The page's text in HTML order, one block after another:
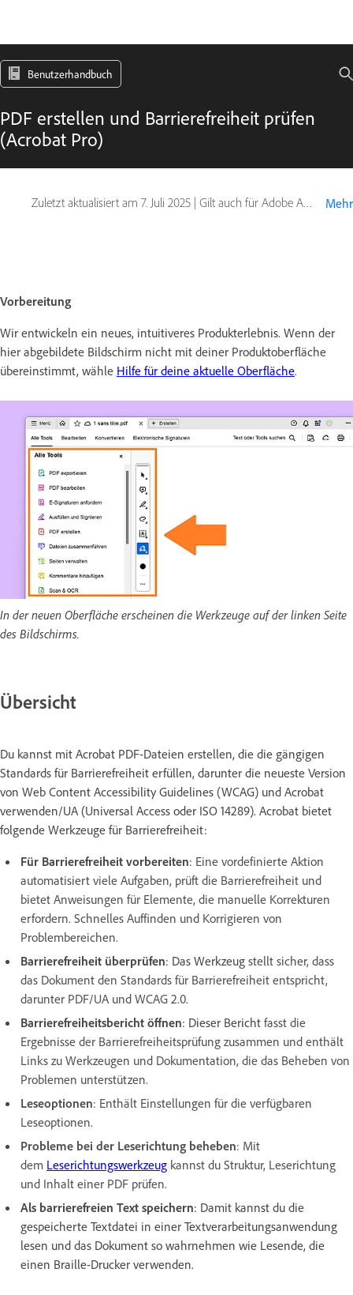
Benutzerhandbuch
PDF erstellen und Barrierefreiheit prüfen
(Acrobat Pro)
Zuletzt aktualisiert am 7. Juli 2025 | Gilt auch für Adobe Acrobat 2017, Adobe Acrobat 2020 Mehr
Vorbereitung
Wir entwickeln ein neues, intuitiveres Produkterlebnis. Wenn der
hier abgebildete Bildschirm nicht mit deiner Produktoberfläche
übereinstimmt, wähle Hilfe für deine aktuelle Oberfläche.
In der neuen Oberfläche erscheinen die Werkzeuge auf der linken Seite
des Bildschirms.
Übersicht
Du kannst mit Acrobat PDF-Dateien erstellen, die die gängigen
Standards für Barrierefreiheit erfüllen, darunter die neueste Version
von Web Content Accessibility Guidelines (WCAG) und Acrobat
verwenden/UA (Universal Access oder ISO 14289). Acrobat bietet
folgende Werkzeuge für Barrierefreiheit:
Für Barrierefreiheit vorbereiten: Eine vordefinierte Aktion
automatisiert viele Aufgaben, prüft die Barrierefreiheit und
bietet Anweisungen für Elemente, die manuelle Korrekturen
erfordern. Schnelles Auffinden und Korrigieren von
Problembereichen.
Barrierefreiheit überprüfen: Das Werkzeug stellt sicher, dass
das Dokument den Standards für Barrierefreiheit entspricht,
darunter PDF/UA und WCAG 2.0.
Barrierefreiheitsbericht öffnen: Dieser Bericht fasst die
Ergebnisse der Barrierefreiheitsprüfung zusammen und enthält
Links zu Werkzeugen und Dokumentation, die das Beheben von
Problemen unterstützen.
Leseoptionen: Enthält Einstellungen für die verfügbaren
Leseoptionen.
Probleme bei der Leserichtung beheben: Mit
dem Leserichtungswerkzeug kannst du Struktur, Leserichtung
und Inhalt einer PDF prüfen.
Als barrierefreien Text speichern: Damit kannst du die
gespeicherte Textdatei in einer Textverarbeitungsanwendung
lesen und das Dokument so wahrnehmen wie Lesende, die
einen Braille-Drucker verwenden.